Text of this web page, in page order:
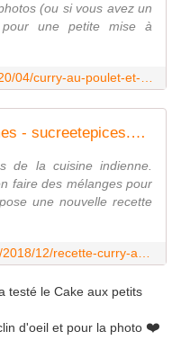
(ou si vous avez un
une petite mise à
Curry au poulet et aux légumes - sucreetepices.over-blog.com
de la cuisine indienne.
faire des mélanges pour
une nouvelle recette
testé le Cake aux petits
d'oeil et pour la photo ❤️